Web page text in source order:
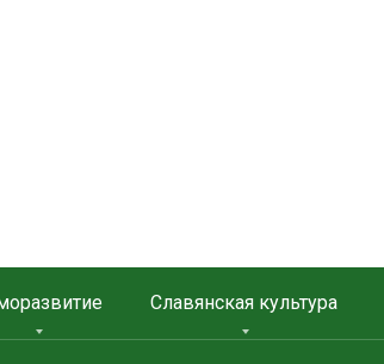
Славянская культура